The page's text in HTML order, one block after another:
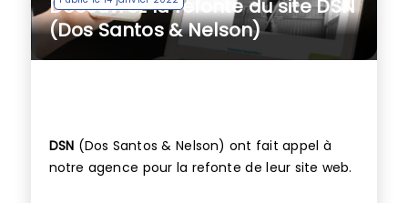
Découvrez la refonte du site DSN
(Dos Santos & Nelson)
DSN (Dos Santos & Nelson) ont fait appel à
notre agence pour la refonte de leur site web.